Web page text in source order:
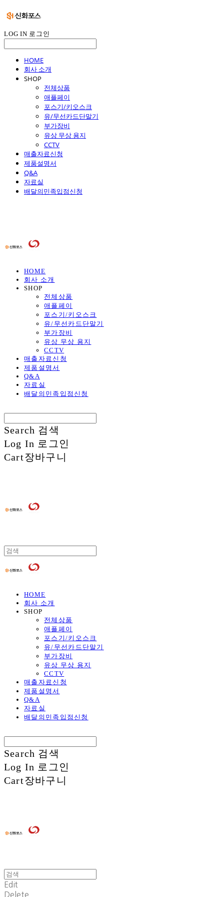
LOG IN 로그인
HOME
회사 소개
SHOP
전체상품
애플페이
포스기/키오스크
유/무선카드단말기
부가장비
유상 무상 용지
CCTV
매출자료신청
제품설명서
Q&A
자료실
배달의민족입점신청
HOME
회사 소개
SHOP
전체상품
애플페이
포스기/키오스크
유/무선카드단말기
부가장비
유상 무상 용지
CCTV
매출자료신청
제품설명서
Q&A
자료실
배달의민족입점신청
Search 검색
Log In 로그인
Cart장바구니
HOME
회사 소개
SHOP
전체상품
애플페이
포스기/키오스크
유/무선카드단말기
부가장비
유상 무상 용지
CCTV
매출자료신청
제품설명서
Q&A
자료실
배달의민족입점신청
Search 검색
Log In 로그인
Cart장바구니
Edit
Delete